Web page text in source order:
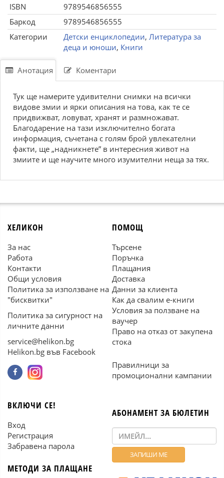
ISBN
9789546856555
Баркод
9789546856555
Категории
Детски енциклопедии, Литература за
деца и юноши, Книги
Анотация Коментари
Тук ще намерите удивителни снимки на всички
видове змии и ярки описания на това, как те се
придвижват, ловуват, хранят и размножават.
Благодарение на тази изключително богата
информация, съчетана с голям брой увлекателни
факти, ще „надникнете” в интересния живот на
змиите и ще научите много изумителни неща за тях.
ХЕЛИКОН
За нас
Работа
Контакти
Общи условия
Политика за използване на
"бисквитки"
Политика за сигурност на
личните данни
service@helikon.bg
Helikon.bg във Facebook
ПОМОЩ
Търсене
Поръчка
Плащания
Доставка
Данни за клиента
Как да свалим е-книги
Условия за ползване на
ваучер
Право на отказ от закупена
стока
Правилници за
промоционални кампании
ВКЛЮЧИ СЕ!
Вход
Регистрация
Забравена парола
МЕТОДИ ЗА ПЛАЩАНЕ
АБОНАМЕНТ ЗА БЮЛЕТИН